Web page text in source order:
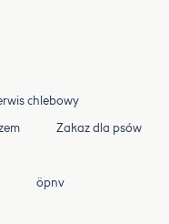
chlebowy
Zakaz dla psów
öpnv